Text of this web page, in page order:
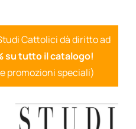
Cattolici dà diritto ad
su tutto il catalogo!
promozioni speciali)